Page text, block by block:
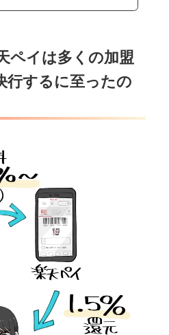
ペイは多くの加盟
行するに至ったの